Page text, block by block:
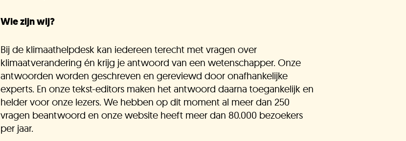
Wie zijn wij?
Bij de klimaathelpdesk kan iedereen terecht met vragen over
klimaatverandering én krijg je antwoord van een wetenschapper. Onze
antwoorden worden geschreven en gereviewd door onafhankelijke
experts. En onze tekst-editors maken het antwoord daarna toegankelijk en
helder voor onze lezers. We hebben op dit moment al meer dan 250
vragen beantwoord en onze website heeft meer dan 80.000 bezoekers
per jaar.